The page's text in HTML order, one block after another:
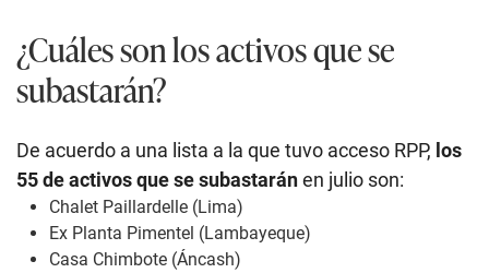
¿Cuáles son los activos que se
subastarán?
De acuerdo a una lista a la que tuvo acceso RPP, los
55 de activos que se subastaránen julio son:
Chalet Paillardelle (Lima)
Ex Planta Pimentel (Lambayeque)
Casa Chimbote (Áncash)